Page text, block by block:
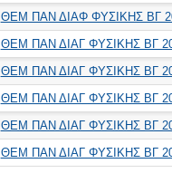
ΘΕΜ ΠΑΝ ΔΙΑΦ ΦΥΣΙΚΗΣ ΒΓ
ΘΕΜ ΠΑΝ ΔΙΑΓ ΦΥΣΙΚΗΣ ΒΓ
ΘΕΜ ΠΑΝ ΔΙΑΓ ΦΥΣΙΚΗΣ ΒΓ
ΘΕΜ ΠΑΝ ΔΙΑΓ ΦΥΣΙΚΗΣ ΒΓ
ΘΕΜ ΠΑΝ ΔΙΑΓ ΦΥΣΙΚΗΣ ΒΓ
ΘΕΜ ΠΑΝ ΔΙΑΓ ΦΥΣΙΚΗΣ ΒΓ